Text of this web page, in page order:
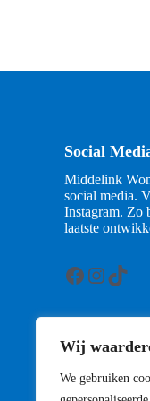
Wij
We gebruiken
Social
Middelink
social media.
Instagram. Zo
laatste
Facebook